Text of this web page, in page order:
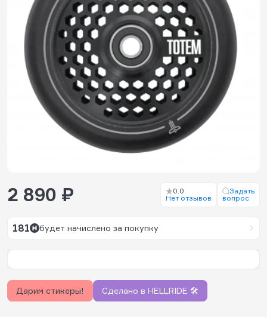
2 890 ₽
0.0
Нет отзывов
Задать
вопрос
181 будет начислено за покупку
Дарим стикеры! Сделано в HELLRIDE 🛠️